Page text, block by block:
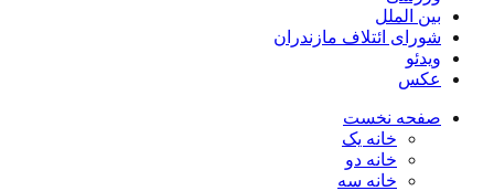
بین الملل
شورای ائتلاف مازندران
ویدئو
عکس
صفحه نخست
خانه یک
خانه دو
خانه سه